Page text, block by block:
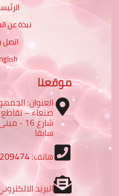
نبذة عن
اتصل
موقعنا
العنوان:
صنعاء – تقاطع
شارع
سابقا
هاتف:
البريد